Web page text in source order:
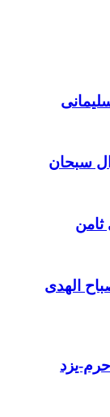
سبحان
ثامن
الهدی
یزد